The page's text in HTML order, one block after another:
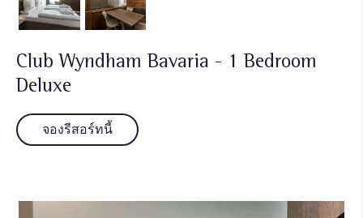
Club Wyndham Bavaria - 1 Bedroom
Deluxe
จองรีสอร์ทนี้